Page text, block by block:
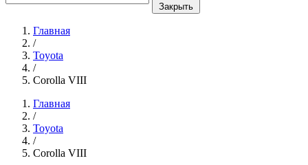
Закрыть
Главная
/
Toyota
/
Corolla VIII
Главная
/
Toyota
/
Corolla VIII